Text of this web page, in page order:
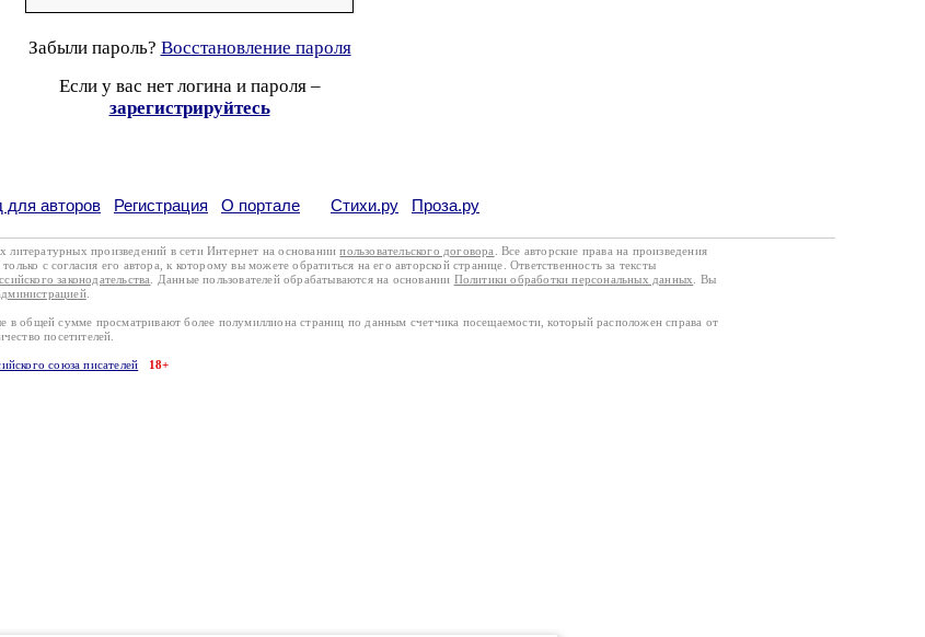
Забыли пароль? Восстановление пароля
Если у вас нет логина и пароля –
зарегистрируйтесь
для авторов Регистрация О портале Стихи.ру Проза.ру
литературных произведений в сети Интернет на основаниипользовательского договора
. Все авторские права на произведения
с согласия его автора, к которому вы можете обратиться на его авторской странице. Ответственность за тексты
законодательства . Данные пользователей обрабатываются на основании Политики обработки персональных данных
. Вы
.
в общей сумме просматривают более полумиллиона страниц по данным счетчика посещаемости, который расположен справа от
посетителей.
союза писателей 18+